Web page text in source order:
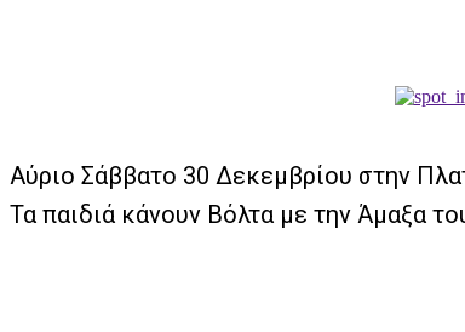
Αύριο Σάββατο 30 Δεκεμβρίου στην
Τα παιδιά κάνουν Βόλτα με την Άμαξα